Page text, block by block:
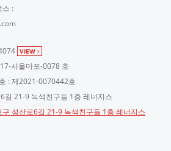
스 :
VIEW
서울마포-0078 호
: 제2021-0070442호
길 21-9 녹색친구들 1층 레너지스
성산로6길 21-9 녹색친구들 1층 레너지스